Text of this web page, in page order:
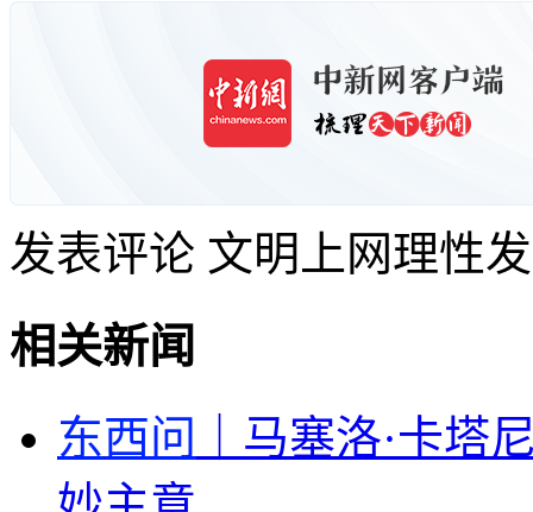
发表评论 文明上网理性
相关新闻
东西问
｜马塞洛·卡塔